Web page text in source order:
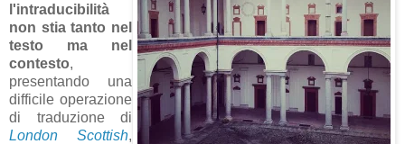
l'intraducibilità
non stia tanto nel
testo ma nel
contesto,
presentando una
difficile operazione
di traduzione di
London Scottish,